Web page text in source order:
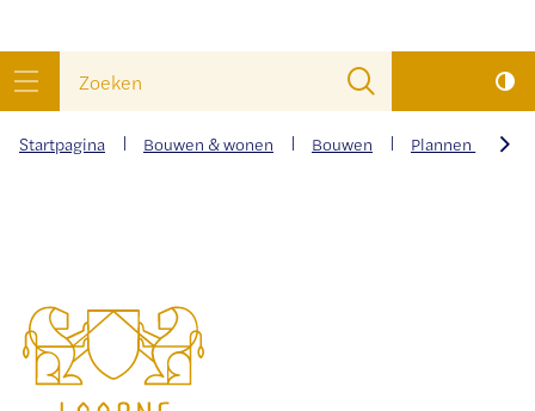
menu
zoek
je?
Gemeente
Laarne
Startpagina Bouwen & wonen Bouwen Plannen en